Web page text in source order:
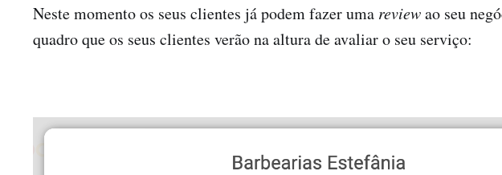
Neste momento os seus clientes já podem fazer uma reviewao seu
quadro que os seus clientes verão na altura de avaliar o seu serviço: